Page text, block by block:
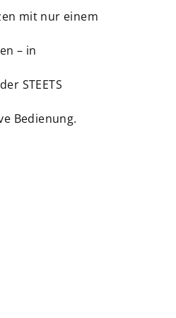
mit nur einem
– in
STEETS
Bedienung.